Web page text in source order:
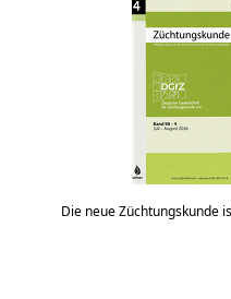
Die neue Züchtungskunde